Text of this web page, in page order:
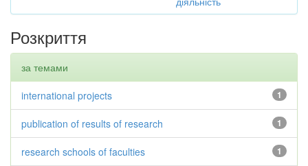
Розкриття
за темами
1
international projects
1
publication of results of research
1
research schools of faculties